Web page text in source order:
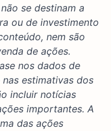
se destinam a
ou de investimento
nem são
de ações.
nos dados de
estimativas dos
incluir notícias
importantes. A
das ações